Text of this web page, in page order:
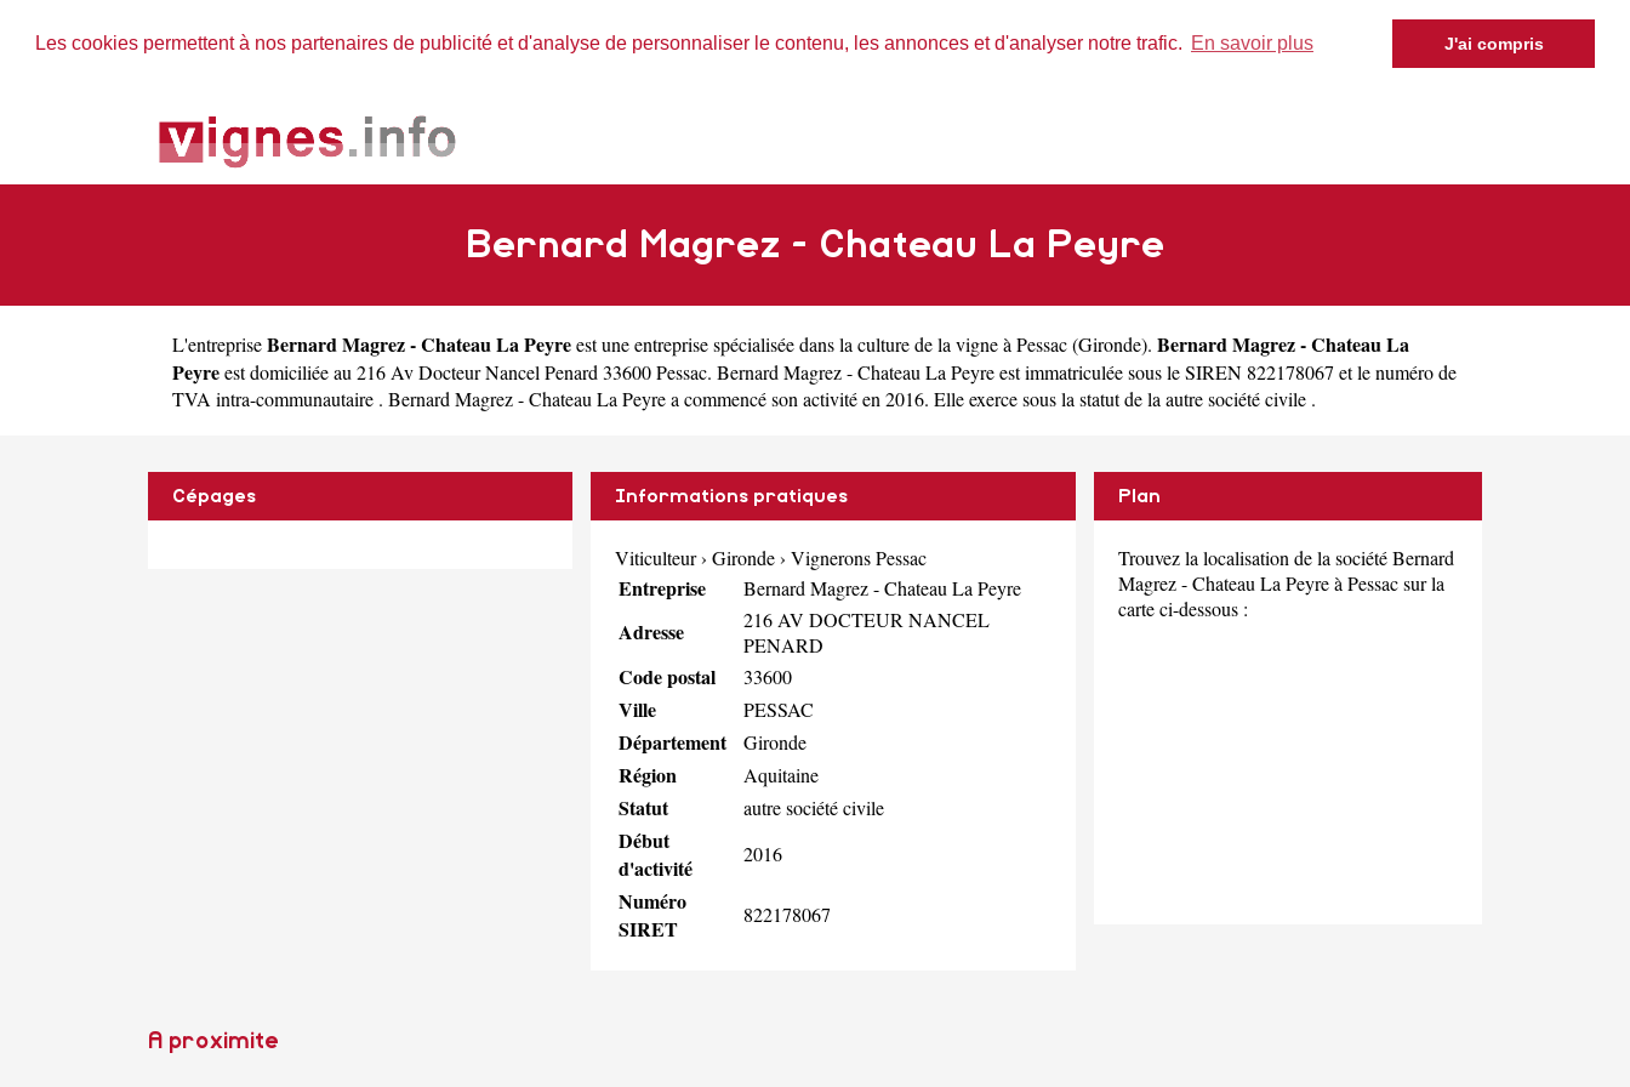
Les cookies permettent à nos partenaires de publicité et d'analyse de personnaliser le contenu, les annonces et d'analyser notre trafic. En savoir plus J'ai compris
Bernard Magrez - Chateau La Peyre
L'entrepriseBernard Magrez - Chateau La Peyreest uneentreprise spécialisée dans la culture de la vigne à Pessac(Gironde). Bernard Magrez - Chateau La
Peyreest domiciliée au 216 Av Docteur Nancel Penard 33600 Pessac. Bernard Magrez - Chateau La Peyre est immatriculée sous le SIREN 822178067 et le numéro de
TVA intra-communautaire . Bernard Magrez - Chateau La Peyre a commencé son activité en 2016. Elle exerce sous la statut de la autre société civile .
Cépages Informations pratiques
Viticulteur› Gironde› Vignerons Pessac
Entreprise Bernard Magrez - Chateau La Peyre
Adresse
216 AV DOCTEUR NANCEL
PENARD
Code postal 33600
Ville PESSAC
Département Gironde
Région Aquitaine
Statut autre société civile
Début
d'activité
2016
Numéro
SIRET
822178067
Plan
Trouvez la localisation de la société Bernard
Magrez - Chateau La Peyre à Pessac sur la
carte ci-dessous :
A proximite